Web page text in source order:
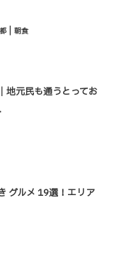
| 朝食
地元民も通うとってお
グルメ 19選！エリア